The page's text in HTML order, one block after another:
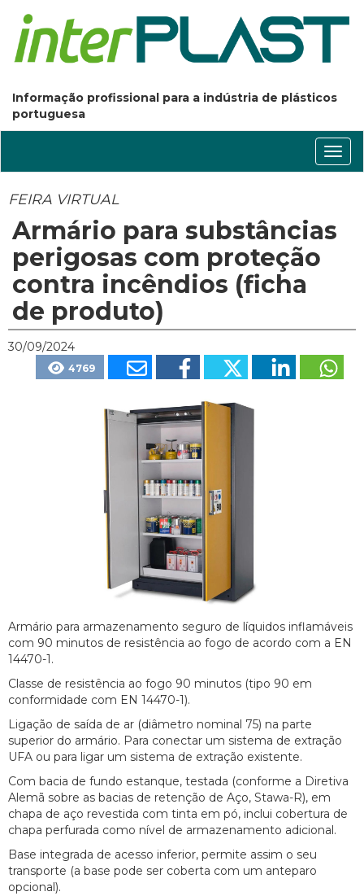
Informação profissional para a indústria de plásticos
portuguesa
FEIRA VIRTUAL
Armário para substâncias
perigosas com proteção
contra incêndios (ficha
de produto)
30/09/2024
4769
Armário para armazenamento seguro de líquidos inflamáveis
com 90 minutos de resistência ao fogo de acordo com a EN
14470-1.
Classe de resistência ao fogo 90 minutos (tipo 90 em
conformidade com EN 14470-1).
Ligação de saída de ar (diâmetro nominal 75) na parte
superior do armário. Para conectar um sistema de extração
UFA ou para ligar um sistema de extração existente.
Com bacia de fundo estanque, testada (conforme a Diretiva
Alemã sobre as bacias de retenção de Aço, Stawa-R), em
chapa de aço revestida com tinta em pó, inclui cobertura de
chapa perfurada como nível de armazenamento adicional.
Base integrada de acesso inferior, permite assim o seu
transporte (a base pode ser coberta com um anteparo
opcional).